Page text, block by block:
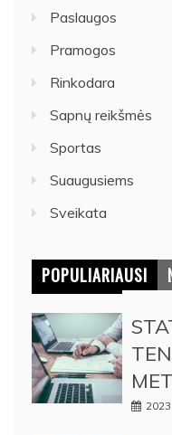
Paslaugos
Pramogos
Rinkodara
Sapnų reikšmės
Sportas
Suaugusiems
Sveikata
POPULIARIAUSI